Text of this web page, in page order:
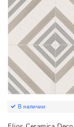
В наличии